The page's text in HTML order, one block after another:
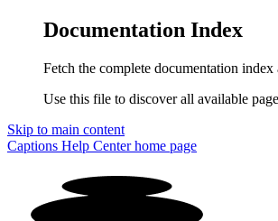
Documentation Index
Fetch the complete documentation index
Use this file to discover all available
Skip to main content
Captions Help Centerhome page